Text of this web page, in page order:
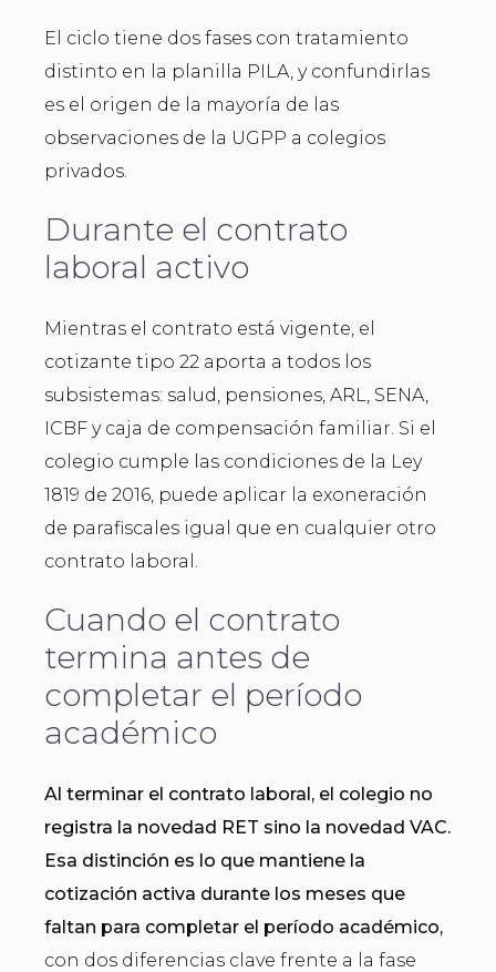
El ciclo tiene dos fases con tratamiento
distinto en la planilla PILA, y confundirlas
es el origen de la mayoría de las
observaciones de la UGPP a colegios
privados.
Durante el contrato
laboral activo
Mientras el contrato está vigente, el
cotizante tipo 22 aporta a todos los
subsistemas: salud, pensiones, ARL, SENA,
ICBF y caja de compensación familiar. Si el
colegio cumple las condiciones de la Ley
1819 de 2016, puede aplicar la exoneración
de parafiscales igual que en cualquier otro
contrato laboral.
Cuando el contrato
termina antes de
completar el período
académico
Al terminar el contrato laboral, el colegio no
registra la novedad RET sino la novedad VAC.
Esa distinción es lo que mantiene la
cotización activa durante los meses que
faltan para completar el período académico,
con dos diferencias clave frente a la fase